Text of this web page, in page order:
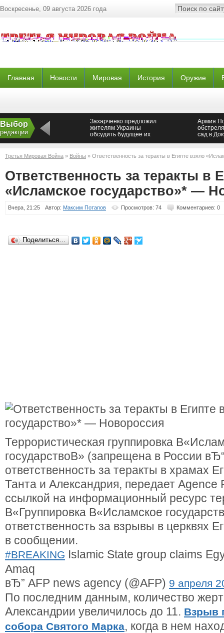
Воскресенье, 09 августа 2026 года
Главная Новости Мировая История Оружие
Выбор
редакции
Захарченко предложил
жителям Украины
обсудить будущее их
Армия
сад в
Третья Мировая Война » Войны » Ответственность за теракты в Египте взяло
Ответственность за теракты в
«Исламское государство»* —
Вчера, 21:25 Автор: Максим Потапов Просмотров: 74 Комментариев: 0
Поделиться…
Террористическая группировка
государствоВ» (запрещена в России
ответственность за теракты в храмах
Танта и Александрия, передает Agence
ссылкой на информационный ресурс
В«Группировка В«Исламское
ответственность за взрывы в церквях
в сообщении.
#BREAKING Islamic State group claims
Amaq
вЂ” AFP news agency (@AFP) 9 апреля
По последним данным, количество
Александрии увеличилось до 11. Взрыв
собора Святого Марка, когда в нем